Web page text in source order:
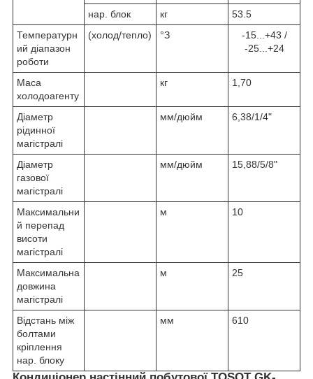
нар. блок
кг
53.5
Температурн
ий діапазон
роботи
(холод/тепло) °З
-15...+43 /
-25...+24
Маса
холодоагенту
кг 1,70
Діаметр
рідинної
магістралі
мм/дюйм 6,38/1/4"
Діаметр
газової
магістралі
мм/дюйм 15,88/5/8"
Максимальни
й перепад
висоти
магістралі
м 10
Максимальна
довжина
магістралі
м 25
Відстань між
болтами
кріплення
нар. блоку
мм 610